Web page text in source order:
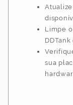
Limpe
sua